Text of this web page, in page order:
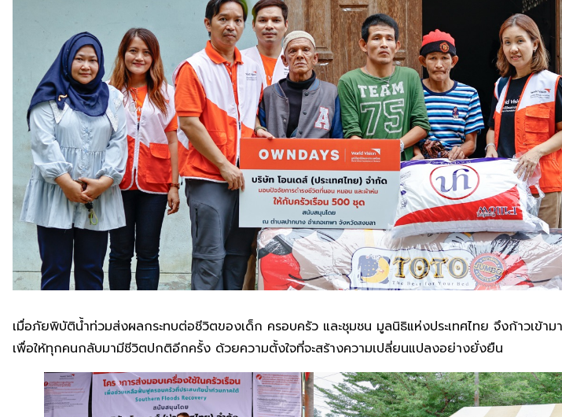
เมื่อภัยพิบัติน้ำท่วมส่งผลกระทบต่อชีวิตของเด็ก ครอบครัว และชุมชน มูลนิธิแห่งประเทศไทย จึงก้าวเข้าม
เพื่อให้ทุกคนกลับมามีชีวิตปกติอีกครั้ง ด้วยความตั้งใจที่จะสร้างความเปลี่ยนแปลงอย่างยั่งยืน